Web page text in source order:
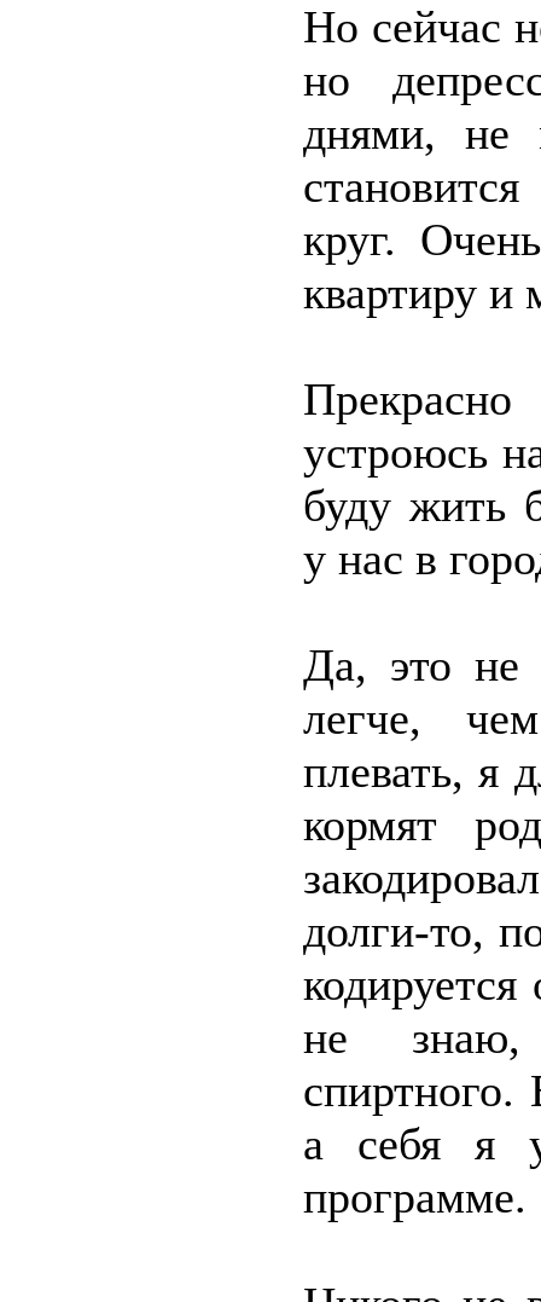
Но сейчас
но
днями, не
круг.
квартиру и
устроюсь
буду жить
у нас в
Да, это не
легче,
плевать, я
кормят
долги-то,
не знаю,
а себя я
программе.